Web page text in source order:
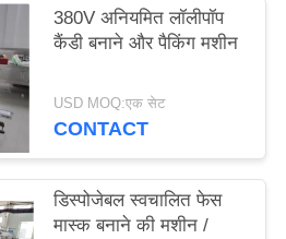
380V अनियमित लॉलीपॉप
कैंडी बनाने और पैकिंग मशीन
USD MOQ:एक सेट
CONTACT
डिस्पोजेबल स्वचालित फेस
मास्क बनाने की मशीन /